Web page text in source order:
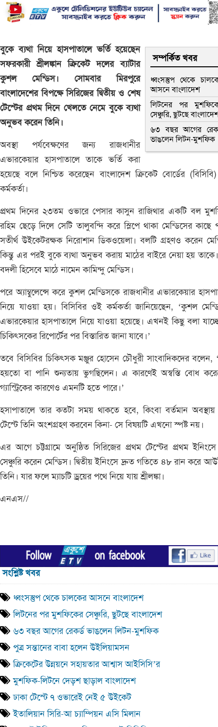
সম্পর্কিত খবর
ধ্বংসস্তুপ থেকে
আসনে বাংলাদেশ
লিটনের পর
সেঞ্চুরি, ছুটছে
৬৩ বছর আগের
ভাঙলেন লিটন-মুশফিক
বুকে ব্যথা নিয়ে হাসপাতালে ভর্তি হয়েছেন
সফরকারী শ্রীলঙ্কান ক্রিকেট দলের ব্যাটার
কুশল মেন্ডিস। সোমবার মিরপুরে
বাংলাদেশের বিপক্ষে সিরিজের দ্বিতীয় ও শেষ
টেস্টের প্রথম দিনে খেলতে নেমে বুকে ব্যথা
অনুভব করেন তিনি।
অবস্থা পর্যবেক্ষণের জন্য রাজধানীর
এভারকেয়ার হাসপাতালে তাকে ভর্তি করা
হয়েছে বলে নিশ্চিত করেছেন বাংলাদেশ ক্রিকেট বোর্ডের
কর্মকর্তা।
প্রথম দিনের ২৩তম ওভারে পেসার কাসুন রাজিথার একটি বল
রহিম ছেড়ে দিলে সেটি তালুবন্দি করে স্লিপে থাকা মেন্ডিসের কাছে
সতীর্থ উইকেটরক্ষক নিরোশান ডিকওয়েলা। বলটি গ্রহণও করেন
কিন্তু এর পরই বুকে ব্যথা অনুভব করায় মাঠের বাইরে নেয়া হয়
বদলী হিসেবে মাঠে নামেন কামিন্দু মেন্ডিস।
পরে অ্যাম্বুলেন্সে করে কুশল মেন্ডিসকে রাজধানীর এভারকেয়ার
নিয়ে যাওয়া হয়। বিসিবির ওই কর্মকর্তা জানিয়েছেন, ‘কুশল
এভারকেয়ার হাসপাতালে নিয়ে যাওয়া হয়েছে। এখনই কিছু বলা
চিকিৎসকের রিপোর্টের পর বিস্তারিত জানা যাবে।’
তবে বিসিবির চিকিৎসক মঞ্জুর হোসেন চৌধুরী সাংবাদিকদের বলেন,
হয়তো বা পানি শুন্যতায় ভুগছিলেন। এ কারণেই অস্বস্তি বোধ
গ্যাস্ট্রিকের কারণেও এমনটি হতে পারে।’
হসাপাতালে তার কতটা সময় থাকতে হবে, কিংবা বর্তমান অবস্থায়
টেস্টে তিনি অংশগ্রহণ করবেন কিনা- সে বিষয়টি এখনো স্পষ্ট নয়।
এর আগে চট্টগ্রামে অনুষ্ঠিত সিরিজের প্রথম টেস্টের প্রথম
সেঞ্চুরি করেন মেন্ডিস। দ্বিতীয় ইনিংসে দ্রুত গতিতে ৪৮ রান করে
তিনি। যার ফলে ম্যাচটি ড্রয়ের পথে নিয়ে যায় শ্রীলঙ্কা।
এনএস//
সংশ্লিষ্ট খবর
ধ্বংসস্তুপ থেকে চালকের আসনে বাংলাদেশ
লিটনের পর মুশফিকের সেঞ্চুরি, ছুটছে বাংলাদেশ
৬৩ বছর আগের রেকর্ড ভাঙলেন লিটন-মুশফিক
পুত্র সন্তানের বাবা হলেন উইলিয়ামসন
ক্রিকেটের উন্নয়নে সহায়তার আশ্বাস আইসিসি’র
মুশফিক-লিটনে দেড়শ ছাড়াল বাংলাদেশ
ঢাকা টেস্টে ৭ ওভারেই নেই ৫ উইকেট
ইতালিয়ান সিরি-আ চ্যাম্পিয়ন এসি মিলান